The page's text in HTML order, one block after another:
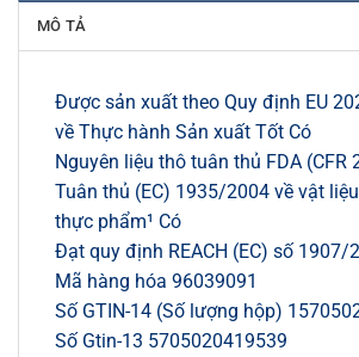
MÔ TẢ
Được sản xuất theo Quy định EU
về Thực hành Sản xuất Tốt Có
Nguyên liệu thô tuân thủ FDA (CFR
Tuân thủ (EC) 1935/2004 về vật
thực phẩm¹ Có
Đạt quy định REACH (EC) số 1907/
Mã hàng hóa 96039091
Số GTIN-14 (Số lượng hộp)
Số Gtin-13 5705020419539